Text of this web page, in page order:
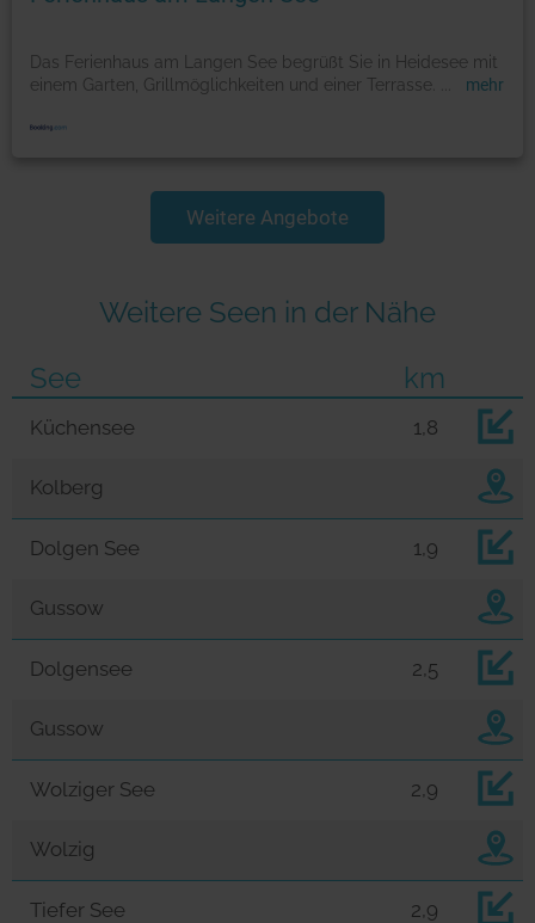
Das Ferienhaus am Langen See begrüßt Sie in Heidesee mit
einem Garten, Grillmöglichkeiten und einer Terrasse.
mehr
Weitere Angebote
Weitere Seen in der Nähe
See
km
Küchensee 1,8
Kolberg
Dolgen See 1,9
Gussow
Dolgensee 2,5
Gussow
Wolziger See 2,9
Wolzig
Tiefer See 2,9